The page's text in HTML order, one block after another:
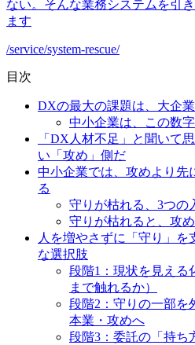
ない。そんな業務システムを引
ます
/service/system-rescue/
目次
DXの最大の課題は、大企
中小企業は、この数
「DX人材不足」と聞いて
い「攻め」側だ
中小企業では、攻めより先
る
守りが枯れる、3つの
守りが枯れると、攻
人を増やさずに「守り」
な選択肢
段階1：現状を見える
まで触れるか）
段階2：守りの一部を
本業・攻めへ
段階3：委託の「持ち